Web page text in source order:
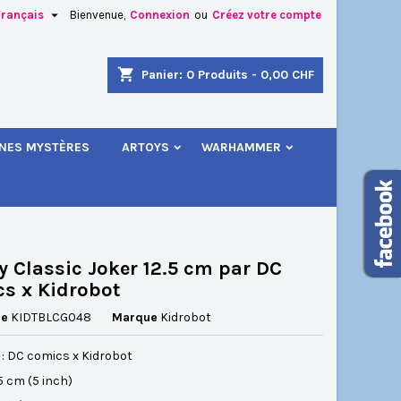
Bienvenue, Connexion ou Créez votre compte

shopping_cart Panier: 0 Produits - 0,00 CHF
MYSTÈRES ARTOYS WARHAMMER
Classic Joker 12.5 cm par DC
x Kidrobot
KIDTBLCG048 Marque Kidrobot
DC comics x Kidrobot
cm (5 inch)